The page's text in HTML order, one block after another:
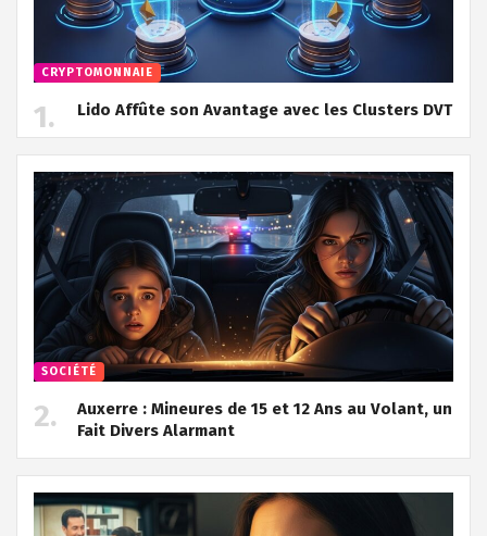
CRYPTOMONNAIE
Lido Affûte son Avantage avec les Clusters DVT
SOCIÉTÉ
Auxerre : Mineures de 15 et 12 Ans au Volant, un
Fait Divers Alarmant